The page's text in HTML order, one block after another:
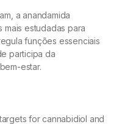
a anandamida
mais estudadas para
funções essenciais
participa da
estar.
for cannabidiol and